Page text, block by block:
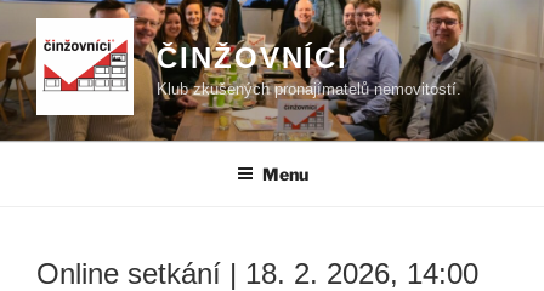
k
obsahu
webu
ČINŽOVNÍCI
Klub zkušených pronajímatelů nemovitostí.
Menu
Online setkání | 18. 2. 2026, 14:00